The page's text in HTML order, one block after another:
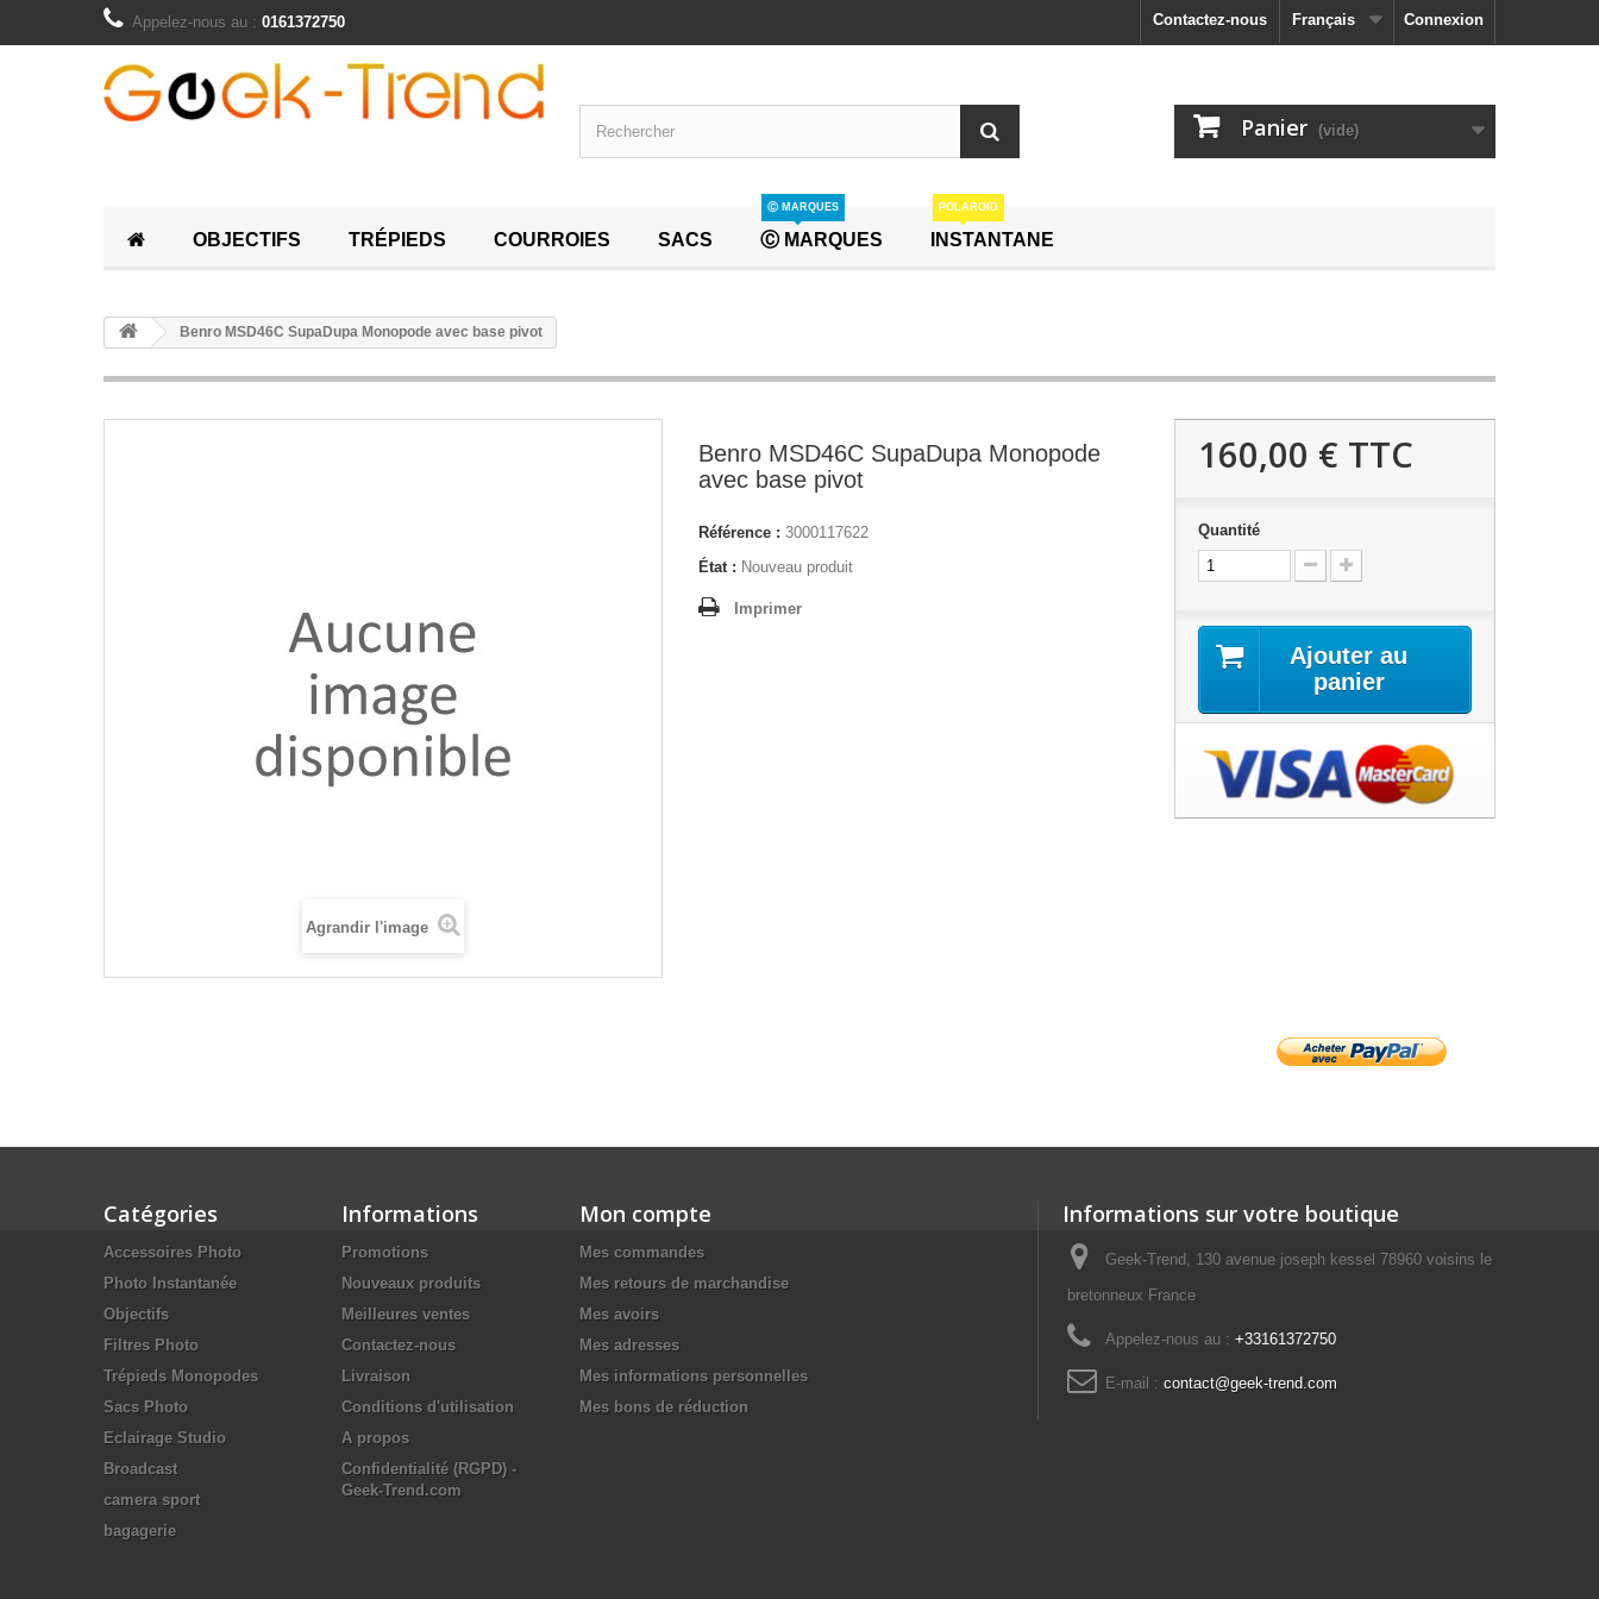
Connexion
Français
Contactez-nous
Appelez-nous au : 0161372750
Panier (vide)
OBJECTIFS TRÉPIEDS COURROIES SACS Ⓒ MARQUES
Ⓒ MARQUES
INSTANTANE
POLAROID
Benro MSD46C SupaDupa Monopode avec base pivot
Agrandir l'image
Benro MSD46C SupaDupa Monopode
avec base pivot
Référence : 3000117622
État : Nouveau produit
Imprimer
160,00 € TTC
Quantité
Ajouter au
panier
Catégories
Accessoires Photo
Photo Instantanée
Objectifs
Filtres Photo
Trépieds Monopodes
Sacs Photo
Eclairage Studio
Broadcast
camera sport
bagagerie
Informations
Promotions
Nouveaux produits
Meilleures ventes
Contactez-nous
Livraison
Conditions d'utilisation
A propos
Confidentialité (RGPD) -
Geek-Trend.com
Mon compte
Mes commandes
Mes retours de marchandise
Mes avoirs
Mes adresses
Mes informations personnelles
Mes bons de réduction
Informations sur votre boutique
Geek-Trend, 130 avenue joseph kessel 78960 voisins le
bretonneux France
Appelez-nous au : +33161372750
E-mail : contact@geek-trend.com